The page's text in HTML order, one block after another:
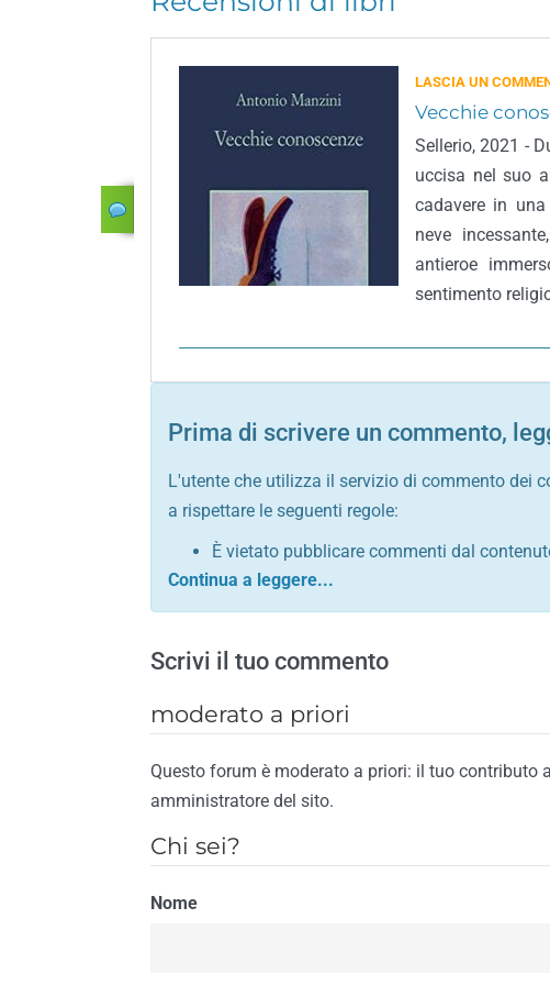
LASCIA UN
Vecchie
Sellerio, 2021 -
uccisa nel suo
cadavere in
neve
antieroe
sentimento
Prima di scrivere un commento,
L'utente che utilizza il servizio di commento dei
a rispettare le seguenti regole:
È vietato pubblicare commenti dal
comunque contrario alle leggi dello Stato
Sono vietati commenti in tono sacrilego,
È vietato pubblicare commenti contrari al
È vietato pubblicare commenti lesivi della
È vietato pubblicare commenti razzisti nei
religione
È vietato pubblicare commenti contrari al
È vietato pubblicare commenti inerenti
Scrivi il tuo commento
moderato a priori
Questo forum è moderato a priori: il tuo contributo
amministratore del sito.
Chi sei?
Nome